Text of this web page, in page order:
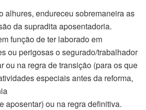
alhures, endureceu sobremaneira as
da supradita aposentadoria.
função de ter laborado em
ou perigosas o segurado/trabalhador
ou na regra de transição (para os que
especiais antes da reforma,
aposentar) ou na regra definitiva.